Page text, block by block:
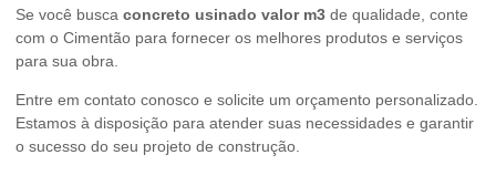
Se você busca concreto usinado valor m3 de qualidade, conte
com o Cimentão para fornecer os melhores produtos e serviços
para sua obra.
Entre em contato conosco e solicite um orçamento personalizado.
Estamos à disposição para atender suas necessidades e garantir
o sucesso do seu projeto de construção.